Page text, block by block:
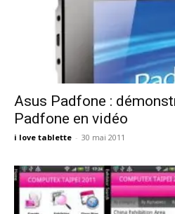
Asus Padfone :
Padfone en vidéo
i love tablette - 30 mai 2011